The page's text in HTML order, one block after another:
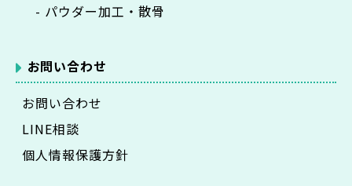
- パウダー加工・散骨
お問い合わせ
お問い合わせ
LINE相談
個人情報保護方針